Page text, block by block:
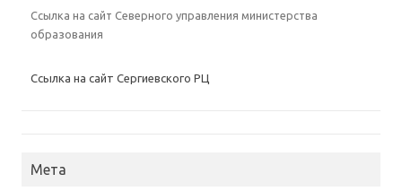
Ссылка на сайт Северного управления министерства
образования
Ссылка на сайт Сергиевского РЦ
Мета